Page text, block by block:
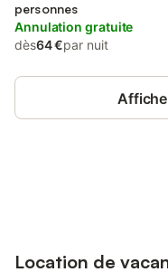
personnes
Annulation gratuite
dès64 €par nuit
Location de